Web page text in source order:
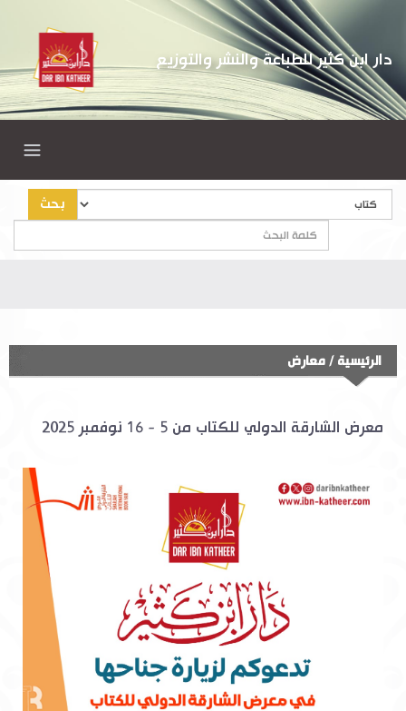
دار ابن كثير للطباعة والنشر والتوزيع
بحث
الرئيسية / معارض
معرض الشارقة الدولي للكتاب من 5 - 16 نوفمبر 2025